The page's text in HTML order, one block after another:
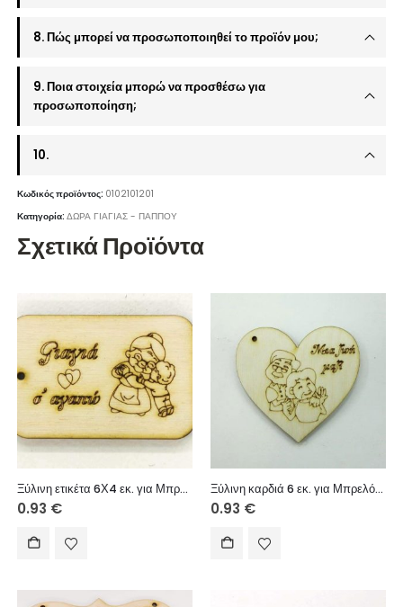
8. Πώς μπορεί να προσωποποιηθεί το προϊόν μου;
9. Ποια στοιχεία μπορώ να προσθέσω για
προσωποποίηση;
10.
Κωδικός προϊόντος: 0102101201
Κατηγορία:ΔΩΡΑ ΓΙΑΓΙΑΣ - ΠΑΠΠΟΥ
Σχετικά Προϊόντα
Ξύλινη ετικέτα 6Χ4 εκ. για Μπρελόκ (Γιαγιά σ’ αγαπώ αγόρι)
0.93 €
Ξύλινη καρδιά 6 εκ. για Μπρελόκ (Μια ζωή μαζί)
0.93 €